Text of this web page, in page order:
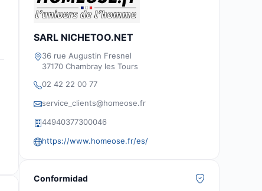
SARL NICHETOO.NET
36 rue Augustin Fresnel
37170 Chambray les Tours
02 42 22 00 77
service_clients@homeose.fr
44940377300046
https://www.homeose.fr/es/
Conformidad